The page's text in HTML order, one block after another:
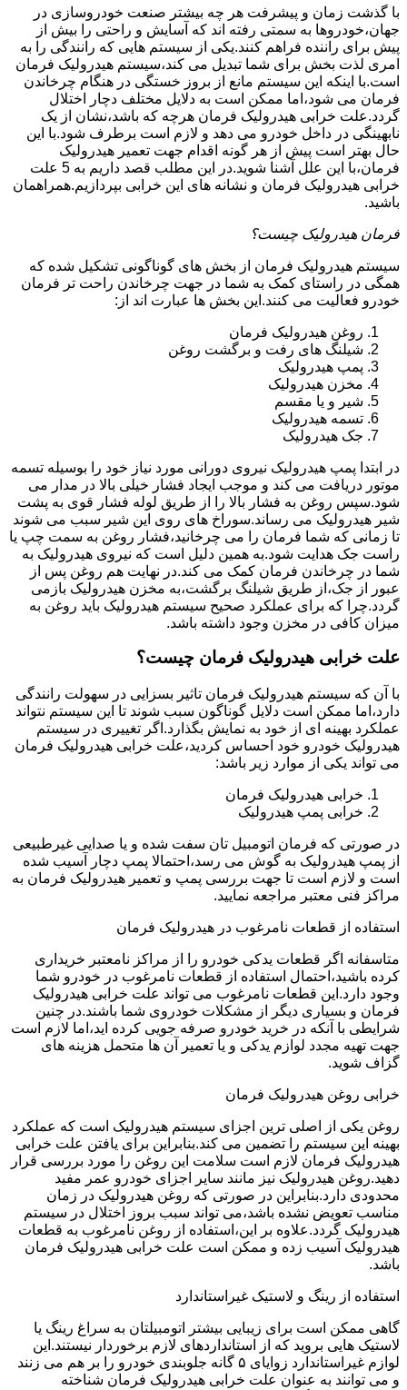
با گذشت زمان و پیشرفت هر چه بیشتر صنعت خودروسازی در
جهان،خودروها به سمتی رفته اند که آسایش و راحتی را بیش از
پیش برای راننده فراهم کنند.یکی از سیستم هایی که رانندگی را به
امری لذت بخش برای شما تبدیل می کند،سیستم هیدرولیک فرمان
است.با اینکه این سیستم مانع از بروز خستگی در هنگام چرخاندن
فرمان می شود،اما ممکن است به دلایل مختلف دچار اختلال
گردد.علت خرابی هیدرولیک فرمان هرچه که باشد،نشان از یک
نابهینگی در داخل خودرو می دهد و لازم است برطرف شود.با این
حال بهتر است پیش از هر گونه اقدام جهت تعمیر هیدرولیک
فرمان،با این علل آشنا شوید.در این مطلب قصد داریم به 5 علت
خرابی هیدرولیک فرمان و نشانه های این خرابی بپردازیم.همراهمان
باشید.
فرمان هیدرولیک چیست؟
سیستم هیدرولیک فرمان از بخش های گوناگونی تشکیل شده که
همگی در راستای کمک به شما در جهت چرخاندن راحت تر فرمان
خودرو فعالیت می کنند.این بخش ها عبارت اند از:
روغن هیدرولیک فرمان
شیلنگ های رفت و برگشت روغن
پمپ هیدرولیک
مخزن هیدرولیک
شیر و یا مقسم
تسمه هیدرولیک
جک هیدرولیک
در ابتدا پمپ هیدرولیک نیروی دورانی مورد نیاز خود را بوسیله تسمه
موتور دریافت می کند و موجب ایجاد فشار خیلی بالا در مدار می
شود.سپس روغن به فشار بالا را از طریق لوله فشار قوی به پشت
شیر هیدرولیک می رساند.سوراخ های روی این شیر سبب می شوند
تا زمانی که شما فرمان را می چرخانید،فشار روغن به سمت چپ یا
راست جک هدایت شود.به همین دلیل است که نیروی هیدرولیک به
شما در چرخاندن فرمان کمک می کند.در نهایت هم روغن پس از
عبور از جک،از طریق شیلنگ برگشت،به مخزن هیدرولیک بازمی
گردد.چرا که برای عملکرد صحیح سیستم هیدرولیک باید روغن به
میزان کافی در مخزن وجود داشته باشد.
علت خرابی هیدرولیک فرمان چیست؟
با آن که سیستم هیدرولیک فرمان تاثیر بسزایی در سهولت رانندگی
دارد،اما ممکن است دلایل گوناگون سبب شوند تا این سیستم نتواند
عملکرد بهینه ای از خود به نمایش بگذارد.اگر تغییری در سیستم
هیدرولیک خودرو خود احساس کردید،علت خرابی هیدرولیک فرمان
می تواند یکی از موارد زیر باشد:
خرابی هیدرولیک فرمان
خرابی پمپ هیدرولیک
در صورتی که فرمان اتومبیل تان سفت شده و یا صدایی غیرطبیعی
از پمپ هیدرولیک به گوش می رسد،احتمالا پمپ دچار آسیب شده
است و لازم است تا جهت بررسی پمپ و تعمیر هیدرولیک فرمان به
مراکز فنی معتبر مراجعه نمایید.
استفاده از قطعات نامرغوب در هیدرولیک فرمان
متاسفانه اگر قطعات یدکی خودرو را از مراکز نامعتبر خریداری
کرده باشید،احتمال استفاده از قطعات نامرغوب در خودرو شما
وجود دارد.این قطعات نامرغوب می تواند علت خرابی هیدرولیک
فرمان و بسیاری دیگر از مشکلات خودروی شما باشند.در چنین
شرایطی با آنکه در خرید خودرو صرفه جویی کرده اید،اما لازم است
جهت تهیه مجدد لوازم یدکی و یا تعمیر آن ها متحمل هزینه های
گزاف شوید.
خرابی روغن هیدرولیک فرمان
روغن یکی از اصلی ترین اجزای سیستم هیدرولیک است که عملکرد
بهینه این سیستم را تضمین می کند.بنابراین برای یافتن علت خرابی
هیدرولیک فرمان لازم است سلامت این روغن را مورد بررسی قرار
دهید.روغن هیدرولیک نیز مانند سایر اجزای خودرو عمر مفید
محدودی دارد.بنابراین در صورتی که روغن هیدرولیک در زمان
مناسب تعویض نشده باشد،می تواند سبب بروز اختلال در سیستم
هیدرولیک گردد.علاوه بر این،استفاده از روغن نامرغوب به قطعات
هیدرولیک آسیب زده و ممکن است علت خرابی هیدرولیک فرمان
باشد.
استفاده از رینگ و لاستیک غیراستاندارد
گاهی ممکن است برای زیبایی بیشتر اتومبیلتان به سراغ رینگ یا
لاستیک هایی بروید که از استانداردهای لازم برخوردار نیستند.این
لوازم غیراستاندارد زوایای ۵ گانه جلوبندی خودرو را بر هم می زنند
و می توانند به عنوان علت خرابی هیدرولیک فرمان شناخته